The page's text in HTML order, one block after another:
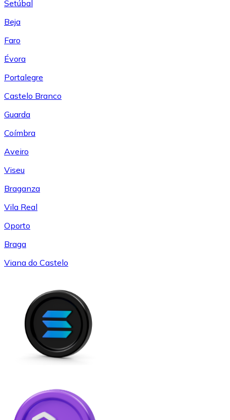
Setúbal
Beja
Faro
Évora
Portalegre
Castelo Branco
Guarda
Coímbra
Aveiro
Viseu
Braganza
Vila Real
Oporto
Braga
Viana do Castelo